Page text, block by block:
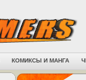
КОМИКСЫ И МАНГА